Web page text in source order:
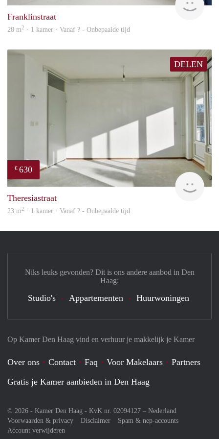
Franklinstraat
28 m2 · 1 kamer · Vanaf ? - Onbepaalde tijd
DELEN
€ 630
Theresiastraat
23 m2 · 1 kamer · Vanaf ? - Onbepaalde tijd
Op Kamer Den Haag vind en verhuur je makkelijk je Kamer
Over ons Contact Faq Voor Makelaars
Partners
Gratis je Kamer aanbieden in Den Haag
© 2026 - Kamer Den Haag - KvK nr. 02094127 – Nederland
Voorwaarden & privacy
Disclaimer
Spam & nep-accounts
Account verwijderen
Niks leuks gevonden? Dit is ons andere aanbod in Den
Haag:
Studio's Appartementen Huurwoningen